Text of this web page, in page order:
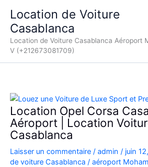
contenu
Location de Voiture
Casablanca
Location de Voiture Casablanca Aéroport
V (+212673081709)
Location Opel Corsa
Aéroport | Location
Casablanca
Laisser un commentaire / admin / juin
de voiture Casablanca / aéroport